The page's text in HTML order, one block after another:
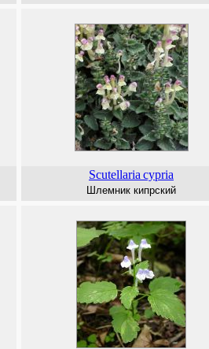
Scutellaria cypria
Шлемник кипрский